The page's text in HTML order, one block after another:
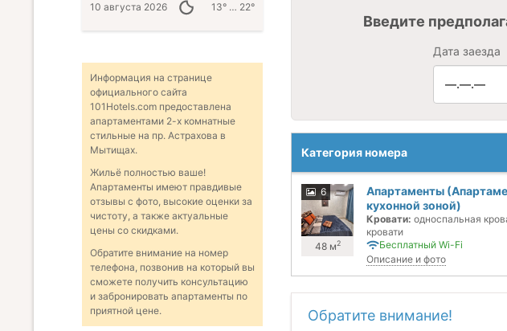
Введите
Дата заезда
—.—.—
Категория номера
6
48 м2
Апартаменты
кухонной зоной)
Кровати: односпальная
кровати
Бесплатный Wi-Fi
Описание и фото
Обратите внимание!
10 августа 2026 13° … 22°
Информация на странице
официального сайта
101Hotels.com предоставлена
апартаментами 2-х комнатные
стильные на пр. Астрахова в
Мытищах.
Жильё полностью ваше!
Апартаменты имеют правдивые
отзывы с фото, высокие оценки за
чистоту, а также актуальные
цены со скидками.
Обратите внимание на номер
телефона, позвонив на который вы
сможете получить консультацию
и забронировать апартаменты по
приятной цене.